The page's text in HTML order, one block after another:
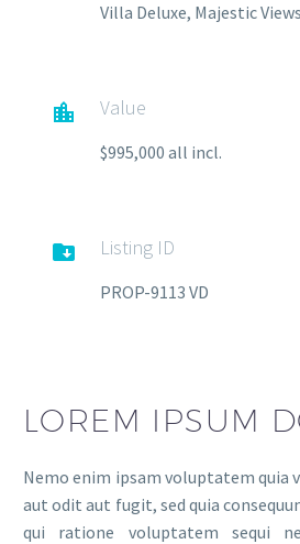
Villa Deluxe, Majestic Views
 Value
$995,000 all incl.
 Listing ID
PROP-9113 VD
LOREM IPSUM
Nemo enim ipsam voluptatem quia
aut odit aut fugit, sed quia
qui ratione voluptatem sequi